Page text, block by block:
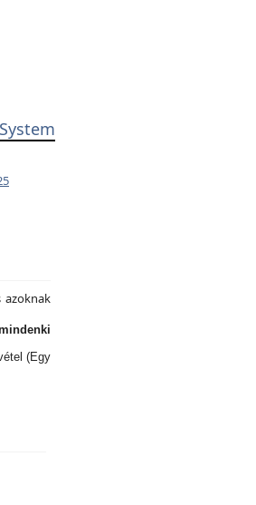
System
azoknak
(Egy